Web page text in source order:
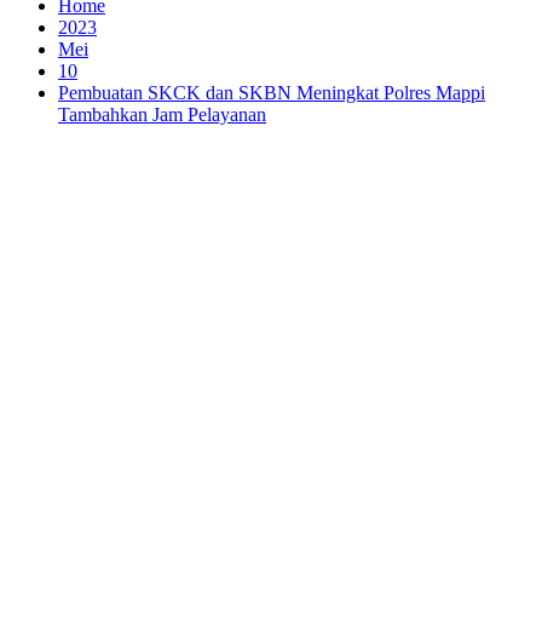
Home
2023
Mei
10
Pembuatan SKCK dan SKBN Meningkat Polres Mappi
Tambahkan Jam Pelayanan